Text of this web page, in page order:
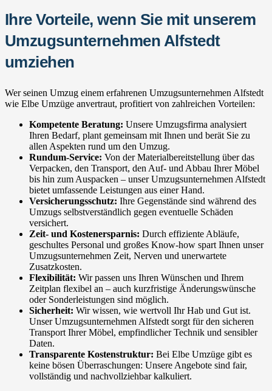
Ihre Vorteile, wenn Sie mit unserem
Umzugsunternehmen Alfstedt
umziehen
Wer seinen Umzug einem erfahrenen Umzugsunternehmen Alfstedt
wie Elbe Umzüge anvertraut, profitiert von zahlreichen Vorteilen:
Kompetente Beratung: Unsere Umzugsfirma analysiert
Ihren Bedarf, plant gemeinsam mit Ihnen und berät Sie zu
allen Aspekten rund um den Umzug.
Rundum-Service: Von der Materialbereitstellung über das
Verpacken, den Transport, den Auf- und Abbau Ihrer Möbel
bis hin zum Auspacken – unser Umzugsunternehmen Alfstedt
bietet umfassende Leistungen aus einer Hand.
Versicherungsschutz: Ihre Gegenstände sind während des
Umzugs selbstverständlich gegen eventuelle Schäden
versichert.
Zeit- und Kostenersparnis: Durch effiziente Abläufe,
geschultes Personal und großes Know-how spart Ihnen unser
Umzugsunternehmen Zeit, Nerven und unerwartete
Zusatzkosten.
Flexibilität: Wir passen uns Ihren Wünschen und Ihrem
Zeitplan flexibel an – auch kurzfristige Änderungswünsche
oder Sonderleistungen sind möglich.
Sicherheit: Wir wissen, wie wertvoll Ihr Hab und Gut ist.
Unser Umzugsunternehmen Alfstedt sorgt für den sicheren
Transport Ihrer Möbel, empfindlicher Technik und sensibler
Daten.
Transparente Kostenstruktur: Bei Elbe Umzüge gibt es
keine bösen Überraschungen: Unsere Angebote sind fair,
vollständig und nachvollziehbar kalkuliert.